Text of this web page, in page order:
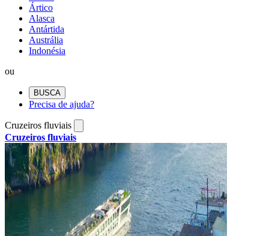
Ártico
Alasca
Antártida
Austrália
Indonésia
ou
BUSCA
Precisa de ajuda?
Cruzeiros fluviais
Cruzeiros fluviais